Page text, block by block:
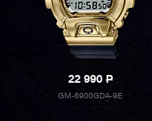
22 990P
GM-6900GDA-9E